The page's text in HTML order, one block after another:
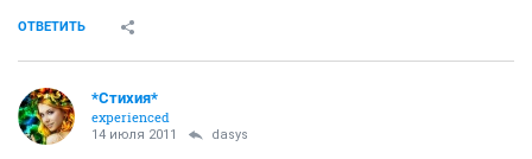
ОТВЕТИТЬ
*Стихия*
experienced
14 июля 2011 dasys